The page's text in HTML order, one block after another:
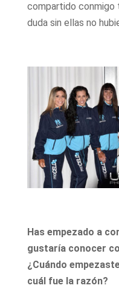
compartido conmigo
duda sin ellas no
Has empezado a
gustaría conocer
¿Cuándo
cuál fue la razón?